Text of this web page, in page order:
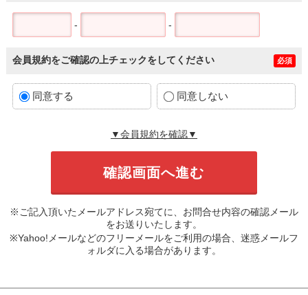
- -
会員規約をご確認の上チェックをしてください 必須
同意する 同意しない
▼会員規約を確認▼
※ご記入頂いたメールアドレス宛てに、お問合せ内容の確認メール
をお送りいたします。
※Yahoo!メールなどのフリーメールをご利用の場合、迷惑メールフ
ォルダに入る場合があります。